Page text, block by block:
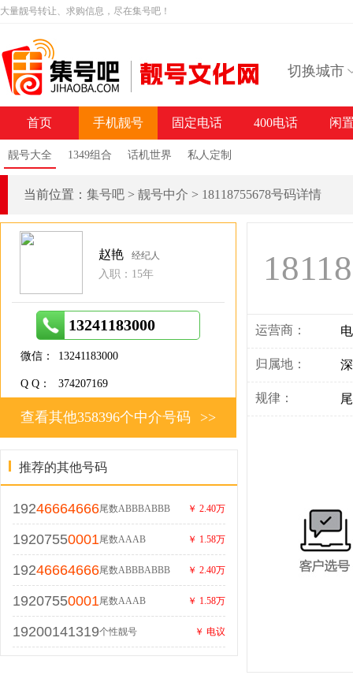
大量靓号转让、求购信息，尽在集号吧！
切换城市
首页 手机靓号
靓号大全 1349组合 话机世界 私人定制
固定电话 400电话 闲
当前位置： 集号吧 > 靓号中介 > 18118755678号码详情
运营商：
归属地：
规律：
赵艳 经纪人
入职：15年
13241183000
微信： 13241183000
Q Q： 374207169
>>
查看其他358396个中介号码
推荐的其他号码
19246664666尾数ABBBABBB ￥ 2.40万
19207550001尾数AAAB ￥ 1.58万
19246664666尾数ABBBABBB ￥ 2.40万
19207550001尾数AAAB ￥ 1.58万
19200141319个性靓号 ￥ 电议